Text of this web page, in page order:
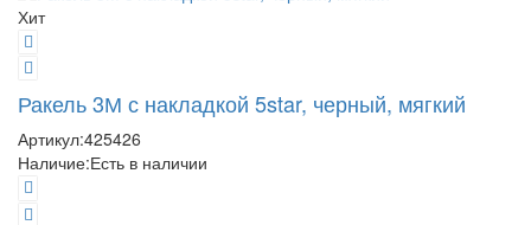
Хит
Ракель 3М с накладкой 5star, черный, мягкий
Артикул:425426
Наличие:Есть в наличии